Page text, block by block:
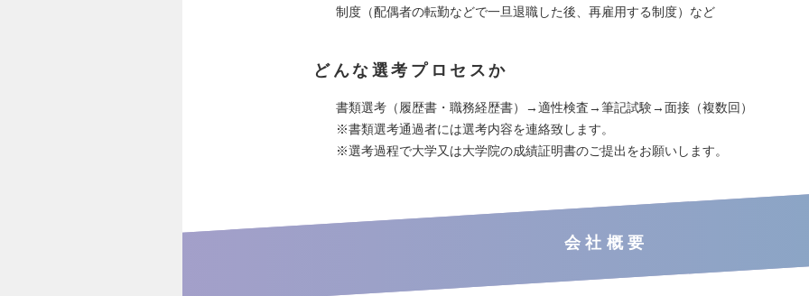
制度（配偶者の転勤などで一旦退職した後、再雇用する制度）など
どんな選考プロセスか
書類選考（履歴書・職務経歴書）→適性検査→筆記試験→面接（複数回）
※書類選考通過者には選考内容を連絡致します。
※選考過程で大学又は大学院の成績証明書のご提出をお願いします。
会社概要